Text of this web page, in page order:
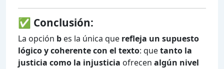
✅ Conclusión:
La opción b es la única que refleja un supuesto
lógico y coherente con el texto: quetanto la
justicia como la injusticia ofrecen algún nivel